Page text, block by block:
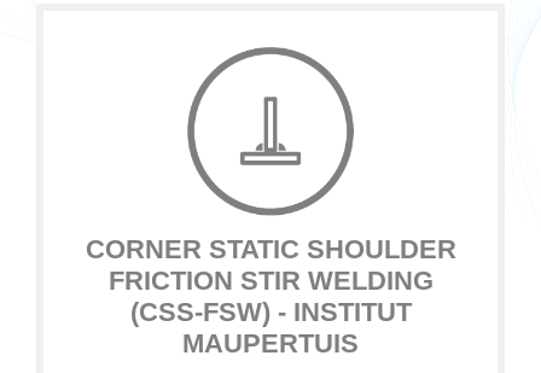
CORNER STATIC SHOULDER
FRICTION STIR WELDING
(CSS-FSW) - INSTITUT
MAUPERTUIS